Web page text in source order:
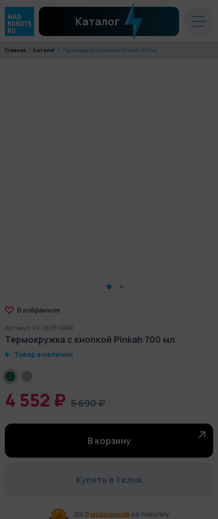
Каталог
Главная Каталог Термокружка с кнопкой Pinkah 700 мл
В избранное
Артикул: PJ-3639-GRN
Термокружка с кнопкой Pinkah 700 мл
Товар в наличии
4 552 ₽ 5 690 ₽
В корзину
Купить в 1 клик
До 0 мэдкоиновза покупку